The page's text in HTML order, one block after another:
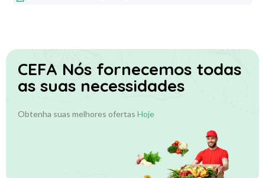
CEFA Nós fornecemos todas
as suas necessidades
Obtenha suas melhores ofertas Hoje